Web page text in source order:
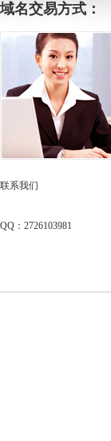
域名交易方式：
联系我们
QQ：2726103981